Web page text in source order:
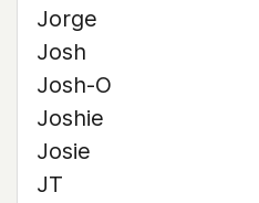
Jorge
Josh
Josh-O
Joshie
Josie
JT